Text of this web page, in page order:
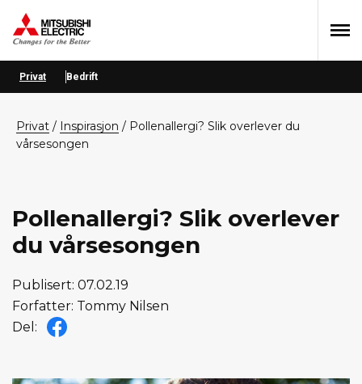
Hopp
menyen
Hopp
Hopp
Privat Bedrift
privat / Inspirasjon / Pollenallergi? Slik overlever du
vårsesongen
Pollenallergi? Slik overlever
du vårsesongen
Publisert: 07.02.19
Forfatter: Tommy Nilsen
Del: